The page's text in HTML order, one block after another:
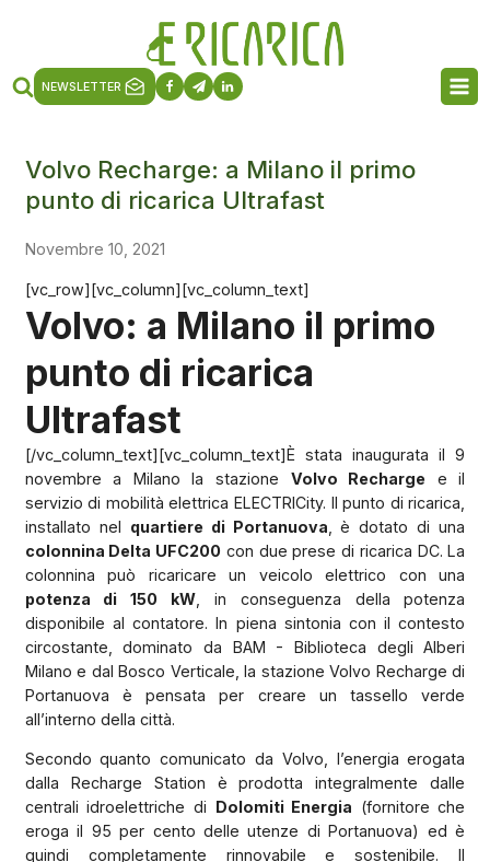
NEWSLETTER
Volvo Recharge: a Milano il primo
punto di ricarica Ultrafast
Novembre 10, 2021
[vc_row][vc_column][vc_column_text]
Volvo: a Milano il primo
punto di ricarica
Ultrafast
[/vc_column_text][vc_column_text]È stata inaugurata il 9
novembre a Milano la stazione Volvo Recharge e il
servizio di mobilità elettrica ELECTRICity. Il punto di ricarica,
installato nel quartiere di Portanuova , è dotato di una
colonnina Delta UFC200 con due prese di ricarica DC. La
colonnina può ricaricare un veicolo elettrico con una
potenza di 150 kW , in conseguenza della potenza
disponibile al contatore. In piena sintonia con il contesto
circostante, dominato da BAM - Biblioteca degli Alberi
Milano e dal Bosco Verticale, la stazione Volvo Recharge di
Portanuova è pensata per creare un tassello verde
all’interno della città.
Secondo quanto comunicato da Volvo, l’energia erogata
dalla Recharge Station è prodotta integralmente dalle
centrali idroelettriche di Dolomiti Energia (fornitore che
eroga il 95 per cento delle utenze di Portanuova) ed è
quindi completamente rinnovabile e sostenibile. Il